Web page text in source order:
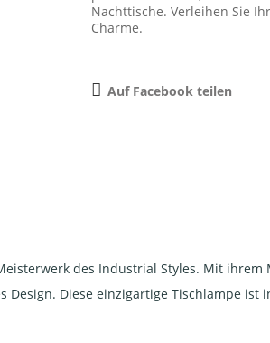
Nachttische. Verleihen Sie
Charme.
Auf Facebook teilen
des Industrial Styles. Mit
Design. Diese einzigartige Tischlampe